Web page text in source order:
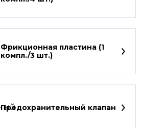
Фрикционная пластина (1
компл./3 шт.)
Предохранительный клапан